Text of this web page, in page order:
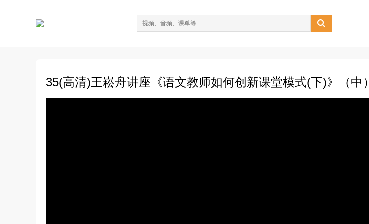

35(高清)王崧舟讲座《语文教师如何创新课堂模式(下)》（中）